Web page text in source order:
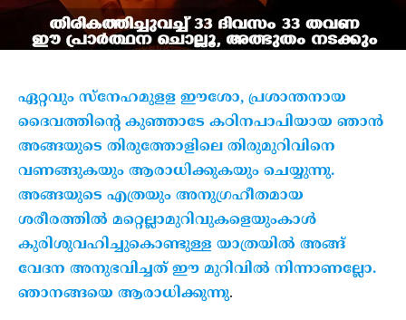
ഏറ്റവും സ്‌നേഹമുളള ഈശോ, പ്രശാന്തനായ
ദൈവത്തിന്റെ കുഞ്ഞാടേ കഠിനപാപിയായ ഞാന്‍
അങ്ങയുടെ തിരുത്തോളിലെ തിരുമുറിവിനെ
വണങ്ങുകയും ആരാധിക്കുകയും ചെയ്യുന്നു.
അങ്ങയുടെ എത്രയും അനുഗ്രഹീതമായ
ശരീരത്തില്‍ മറ്റെല്ലാമുറിവുകളെയുംകാള്‍
കുരിശുവഹിച്ചുകൊണ്ടുള്ള യാത്രയില്‍ അങ്ങ്
വേദന അനുഭവിച്ചത് ഈ മുറിവില്‍ നിന്നാണല്ലോ.
ഞാനങ്ങയെ ആരാധിക്കുന്നു.